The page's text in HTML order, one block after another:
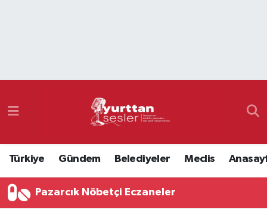
Türkiye Gündem Belediyeler Meclis
Pazarcık Nöbetçi Eczaneler
Namaz Vakitleri
Süper Lig Puan Durumu ve Fikstür
Tüm Manşetler